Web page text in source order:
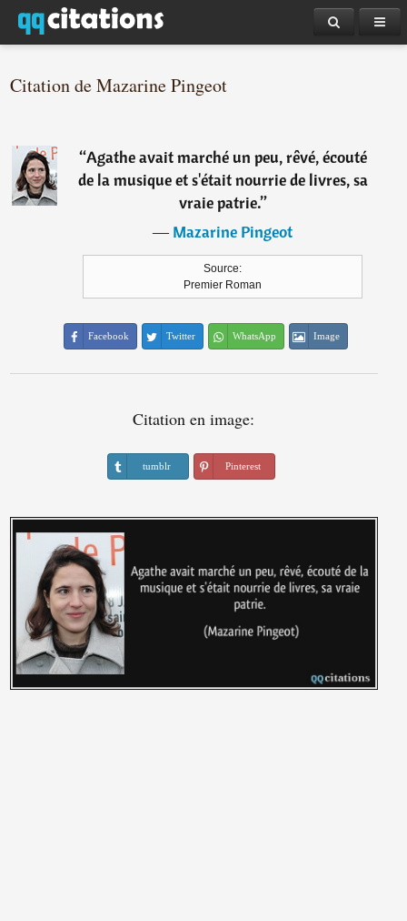
Citation de Mazarine Pingeot
“Agathe avait marché un peu, rêvé, écouté
de la musique et s'était nourrie de livres, sa
vraie patrie.”
―Mazarine Pingeot
Source:
Premier Roman
Facebook Twitter WhatsApp Image
Citation en image:
tumblr Pinterest